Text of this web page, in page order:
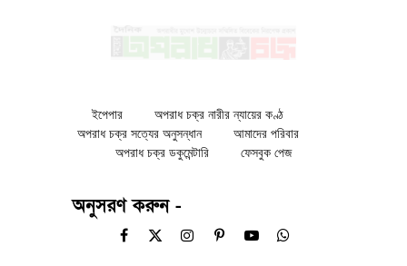
ইপেপার
অপরাধ চক্র নারীর ন্যায়ের কণ্ঠ
অপরাধ চক্র সত্যের অনুসন্ধান
আমাদের পরিবার
অপরাধ চক্র ডকুমেন্টারি
ফেসবুক পেজ
অনুসরণ করুন -
Facebook
X
InstagramPinterestYouTubeWhatsApp